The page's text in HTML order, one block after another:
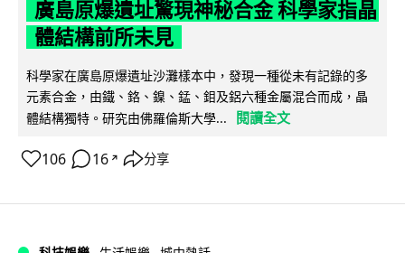
廣島原爆遺址驚現神秘合金 科學家指晶
體結構前所未見
科學家在廣島原爆遺址沙灘樣本中，發現一種從未有記錄的多
元素合金，由鐵、鉻、鎳、錳、鉬及鋁六種金屬混合而成，晶
體結構獨特。研究由佛羅倫斯大學...
閱讀全文
106 16 ↗ 分享